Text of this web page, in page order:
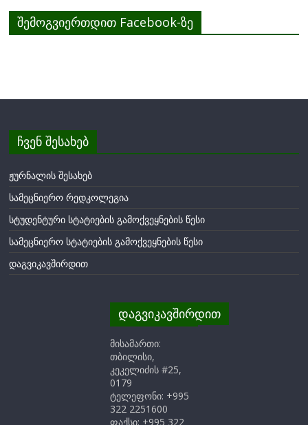
შემოგვიერთდით Facebook-ზე
ჩვენ შესახებ
ჟურნალის შესახებ
სამეცნიერო რედკოლეგია
სტუდენტური სტატიების გამოქვეყნების წესი
სამეცნიერო სტატიების გამოქვეყნების წესი
დაგვიკავშირდით
დაგვიკავშირდით
მისამართი:
თბილისი,
კეკელიძის #25,
0179
ტელეფონი: +995
322 2251600
ფაქსი: +995 322